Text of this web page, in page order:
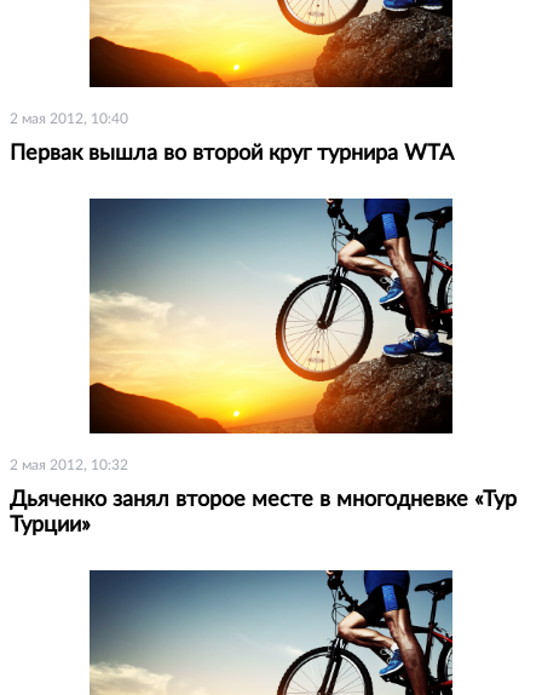
2 мая 2012, 10:40
Первак вышла во второй круг турнира WTA
2 мая 2012, 10:32
Дьяченко занял второе месте в многодневке «Тур
Турции»